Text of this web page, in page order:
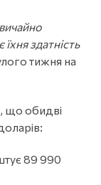
здатність
тижня на
що обидві
89 990